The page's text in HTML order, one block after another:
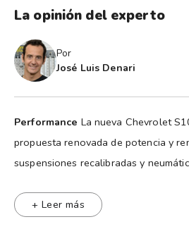
La opinión del experto
Por
José Luis Denari
Performance La nueva Chevrolet
propuesta renovada de potencia y
suspensiones recalibradas y
cómodo y firme tanto en ciudad
+ Leer más